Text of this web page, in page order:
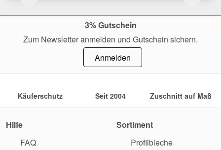
3% Gutschein
Zum Newsletter anmelden und Gutschein sichern.
Anmelden
Käuferschutz Seit 2004 Zuschnitt auf Maß
Hilfe
FAQ
Sortiment
Profilbleche